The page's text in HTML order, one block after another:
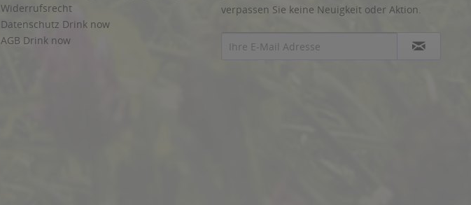
Widerrufsrecht
Datenschutz Drink now
AGB Drink now
verpassen Sie keine Neuigkeit oder Aktion.